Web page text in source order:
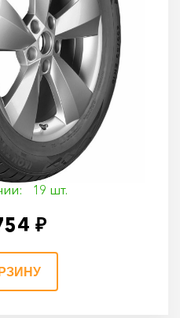
2 SUV 235/55 R19
105W
19 шт.
₽